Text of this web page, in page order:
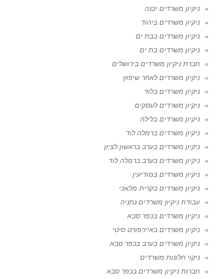
ניקיון משרדים יבנה
ניקיון משרדים ביהוד
ניקיון משרדים בבת ים
ניקיון משרדים בת ים
חברת ניקיון משרדים בירושלים
ניקיון משרדים לאחר שיפוץ
ניקיון משרדים בלוד
ניקיון משרדים לעסקים
ניקיון משרדים בלילה
ניקיון משרדים ברמלה לוד
ניקיון משרדים בערב בראשון לציון
ניקיון משרדים בערב ברמלה לוד
ניקיון משרדים במודיעין
ניקיון משרדים בקרית מלאכי
עבודת ניקיון משרדים נתניה
ניקיון משרדים בכפר סבא
ניקיון משרדים באיירפורט סיטי
ניקיון משרדים בערב בכפר סבא
ניקוי חלונות משרדים
חברות ניקיון משרדים בכפר סבא